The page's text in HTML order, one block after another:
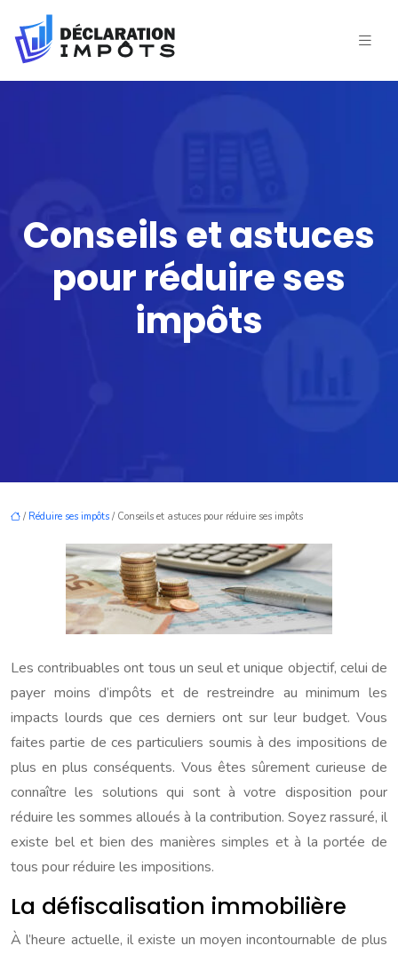
Conseils et astuces
pour réduire ses
impôts
/ Réduire ses impôts / Conseils et astuces pour réduire ses impôts
Les contribuables ont tous un seul et unique objectif, celui de
payer moins d’impôts et de restreindre au minimum les
impacts lourds que ces derniers ont sur leur budget. Vous
faites partie de ces particuliers soumis à des impositions de
plus en plus conséquents. Vous êtes sûrement curieuse de
connaître les solutions qui sont à votre disposition pour
réduire les sommes alloués à la contribution. Soyez rassuré, il
existe bel et bien des manières simples et à la portée de
tous pour réduire les impositions.
La défiscalisation immobilière
À l’heure actuelle, il existe un moyen incontournable de plus